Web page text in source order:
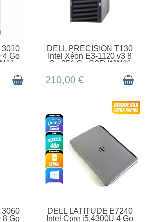
3010
4 Go
EN STOCK
DELL PRECISION T130
Intel Xéon E3-1120 v3 8
Go 256 Go SSD WIN11
210,00 €
3060
8 Go
EN STOCK
DELL LATITUDE E7240
Intel Core i5 4300U 4 Go